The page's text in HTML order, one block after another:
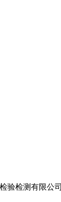
验检测有限公司